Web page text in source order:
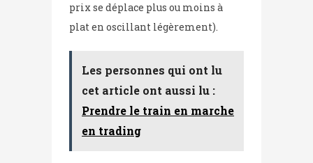
prix se déplace plus ou moins à
plat en oscillant légèrement).
Les personnes qui ont lu
cet article ont aussi lu :
Prendre le train en marche
en trading